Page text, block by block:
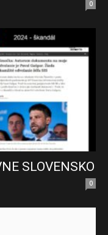
0
SLOVENSKO
0